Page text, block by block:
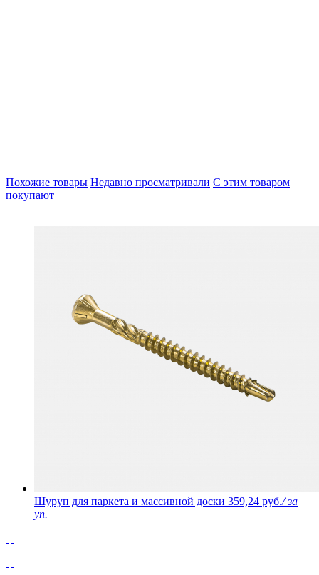
Похожие товары Недавно просматривали С этим товаром
покупают
Шуруп для паркета и массивной доски 359,24 руб./ за
уп.